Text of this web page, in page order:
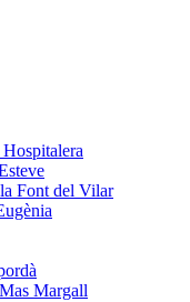
Font del Vilar
Margall